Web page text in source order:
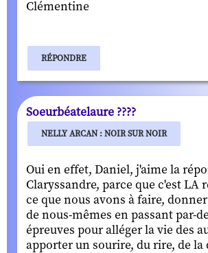
Clémentine
RÉPONDRE
Soeurbéatelaure ????
NELLY ARCAN : NOIR SUR NOIR
Oui en effet, Daniel, j'aime la
Claryssandre, parce que c'est LA
ce que nous avons à faire,
de nous-mêmes en passant par-
épreuves pour alléger la vie des
apporter un sourire, du rire, de la